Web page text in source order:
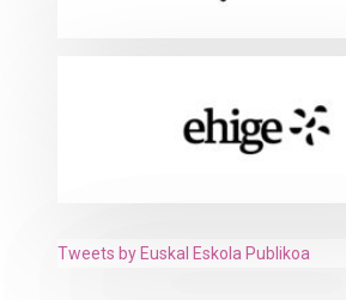
Tweets by Euskal Eskola Publikoa